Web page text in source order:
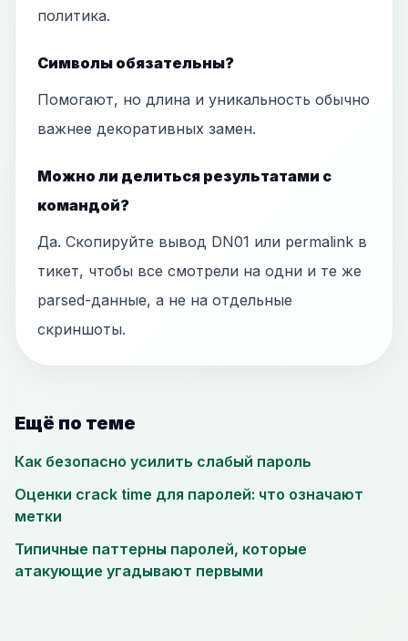
политика.
Символы обязательны?
Помогают, но длина и уникальность обычно
важнее декоративных замен.
Можно ли делиться результатами с
командой?
Да. Скопируйте вывод DN01 или permalink в
тикет, чтобы все смотрели на одни и те же
parsed-данные, а не на отдельные
скриншоты.
Ещё по теме
Как безопасно усилить слабый пароль
Оценки crack time для паролей: что означают
метки
Типичные паттерны паролей, которые
атакующие угадывают первыми